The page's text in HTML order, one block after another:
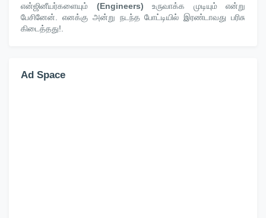
என்ஜினீயர்களையும் (Engineers) உருவாக்க முடியும் என்று
பேசினேன். எனக்கு அன்று நடந்த போட்டியில் இரண்டாவது பரிசு
கிடைத்தது!.
Ad Space